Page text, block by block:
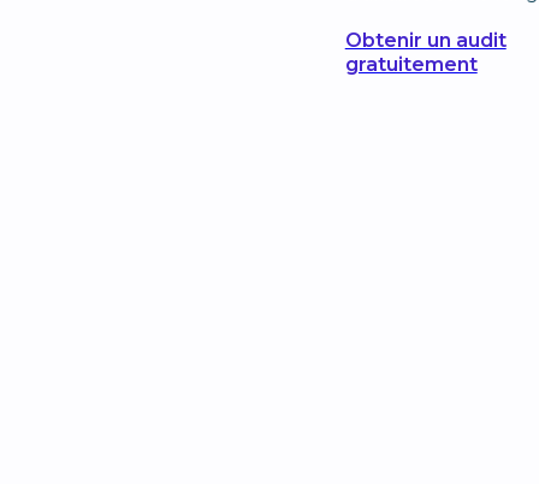
Obtenir un audit
gratuitement